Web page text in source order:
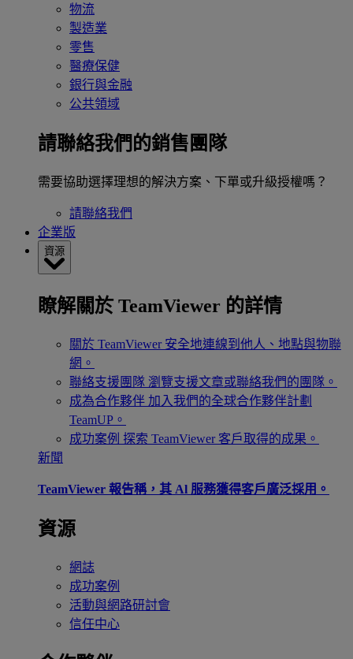
物流
製造業
零售
醫療保健
銀行與金融
公共領域
請聯絡我們的銷售團隊
需要協助選擇理想的解決方案、下單或升級授權嗎？
請聯絡我們
企業版
資源
瞭解關於 TeamViewer 的詳情
關於 TeamViewer 安全地連線到他人、地點與物聯
網。
聯絡支援團隊 瀏覽支援文章或聯絡我們的團隊。
成為合作夥伴 加入我們的全球合作夥伴計劃
TeamUP。
成功案例 探索 TeamViewer 客戶取得的成果。
新聞
TeamViewer 報告稱，其 Al 服務獲得客戶廣泛採用。
資源
網誌
成功案例
活動與網路研討會
信任中心